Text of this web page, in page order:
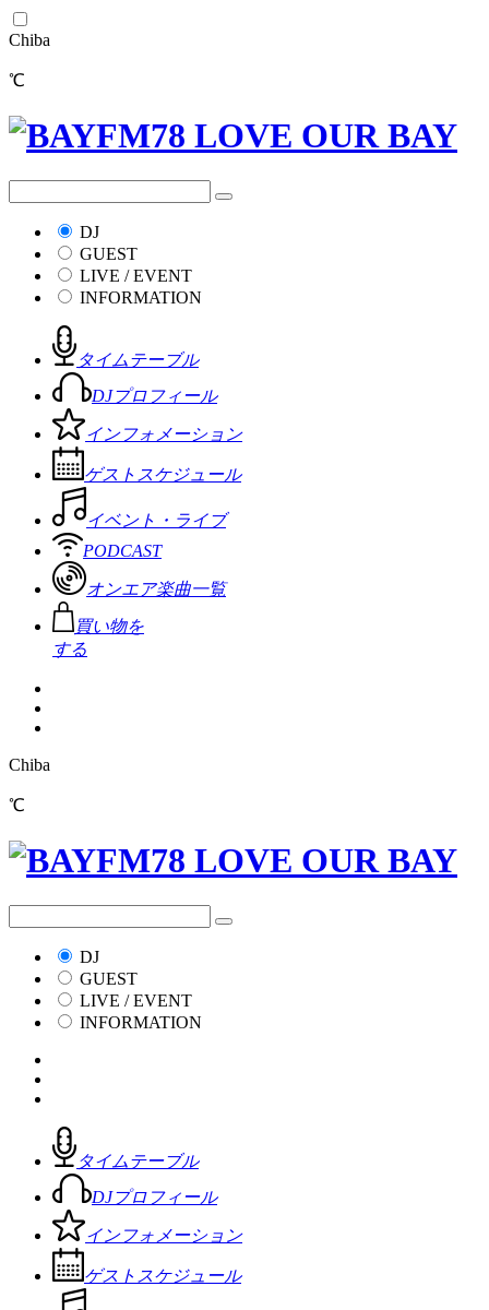
Chiba
℃
DJ
GUEST
LIVE / EVENT
INFORMATION
タイムテーブル
DJプロフィール
インフォメーション
ゲストスケジュール
イベント・ライブ
PODCAST
オンエア楽曲一覧
買い物を
する
Chiba
℃
DJ
GUEST
LIVE / EVENT
INFORMATION
タイムテーブル
DJプロフィール
インフォメーション
ゲストスケジュール